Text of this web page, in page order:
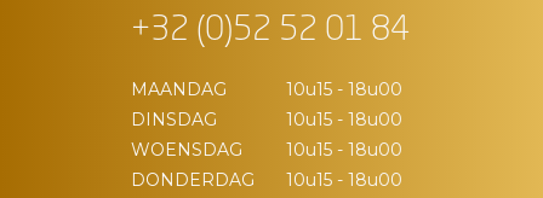
+32 (0)52 52 01 84
MAANDAG
10u15 - 18u00
DINSDAG
10u15 - 18u00
WOENSDAG
10u15 - 18u00
DONDERDAG
10u15 - 18u00